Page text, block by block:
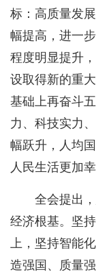
标：高质量发
幅提高，进一
程度明显提升
设取得新的重
基础上再奋斗
力、科技实力
幅跃升，人均
人民生活更加
全会提出
经济根基。坚
上，坚持智能
造强国、质量